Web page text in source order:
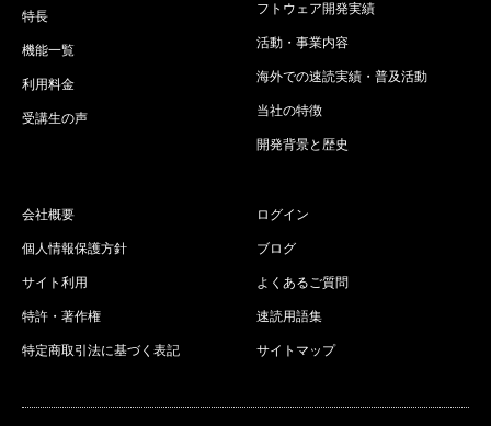
特長
機能一覧
利用料金
受講生の声
フトウェア開発実績
活動・事業内容
海外での速読実績・普及活動
当社の特徴
開発背景と歴史
会社概要
個人情報保護方針
サイト利用
特許・著作権
特定商取引法に基づく表記
ログイン
ブログ
よくあるご質問
速読用語集
サイトマップ